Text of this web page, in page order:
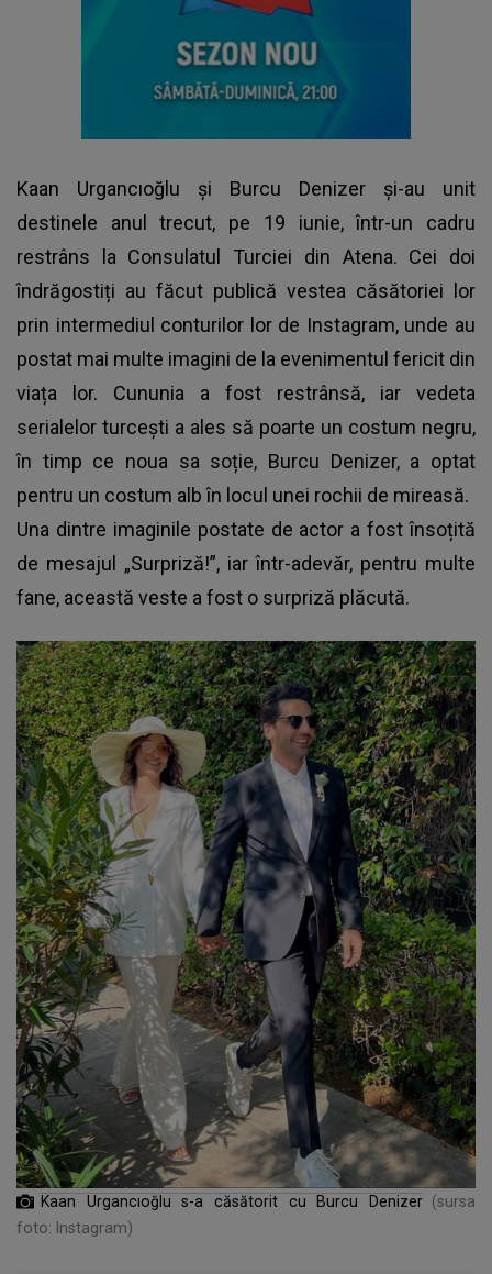
Kaan Urgancıoğlu și Burcu Denizer și-au unit
destinele anul trecut, pe 19 iunie, într-un cadru
restrâns la Consulatul Turciei din Atena. Cei doi
îndrăgostiți au făcut publică vestea căsătoriei lor
prin intermediul conturilor lor de Instagram, unde au
postat mai multe imagini de la evenimentul fericit din
viața lor. Cununia a fost restrânsă, iar vedeta
serialelor turcești a ales să poarte un costum negru,
în timp ce noua sa soție, Burcu Denizer, a optat
pentru un costum alb în locul unei rochii de mireasă.
Una dintre imaginile postate de actor a fost însoțită
de mesajul „Surpriză!”, iar într-adevăr, pentru multe
fane, această veste a fost o surpriză plăcută.
Kaan Urgancıoğlu s-a căsătorit cu Burcu Denizer (sursa
foto: Instagram)